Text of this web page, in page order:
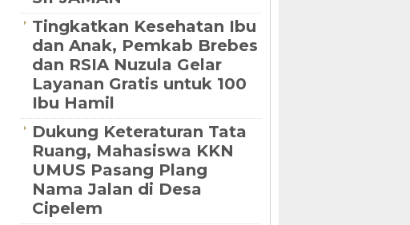
Tingkatkan Kesehatan Ibu
dan Anak, Pemkab Brebes
dan RSIA Nuzula Gelar
Layanan Gratis untuk 100
Ibu Hamil
Dukung Keteraturan Tata
Ruang, Mahasiswa KKN
UMUS Pasang Plang
Nama Jalan di Desa
Cipelem